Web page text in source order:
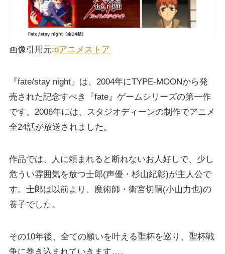
画像引用元:dアニメストア
『fate/stay night』は、2004年にTYPE-MOONから発
売された記念すべき『fate』ゲームシリーズの第一作
です。2006年には、スタジオディーンの制作でアニメ
全24話が放送されました。
作品では、人に頼まれると断れないお人好しで、少し
危うい雰囲気を放つ士郎(声優・杉山紀彰)が主人公で
す。士郎は以前より、魔術師・衛宮切嗣(小山力也)の
養子でした。
その10年後、全ての願いを叶える聖杯を巡り、聖杯戦
争に巻き込まれていきます…。